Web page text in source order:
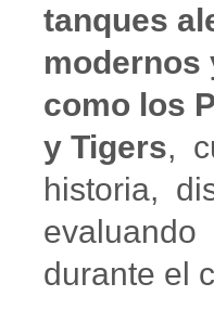
tanques
modernos
como los
y Tigers,
historia,
evaluando
durante el